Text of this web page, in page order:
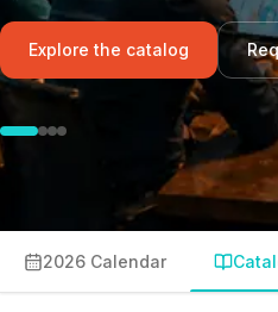
Explore the catalog
2026 Calendar